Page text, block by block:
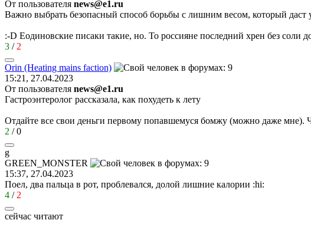
От пользователя news@e1.ru
Важно выбрать безопасный способ борьбы с лишним весом, который даст
:-D Еодиновские писаки такие, но. То россияне последний хрен без
3 / 2
Orin (Heating mains faction)
15:21, 27.04.2023
От пользователя news@e1.ru
Гастроэнтеролог рассказала, как похудеть к лету
Отдайте все свои деньги первому попавшемуся бомжу (можно даже мне).
2 /0
g
GREEN_MONSTER
15:37, 27.04.2023
Поел, два пальца в рот, проблевался, долой лишние калории :hi:
4 / 2
сейчас читают